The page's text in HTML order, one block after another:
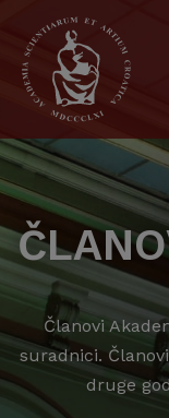
Članovi
suradnici.
druge